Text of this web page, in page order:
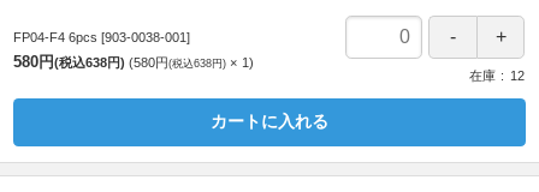
FP04-F4 6pcs [903-0038-001]
580円(税込638円) 580円(税込638円)
1
在庫
12
カートに入れる